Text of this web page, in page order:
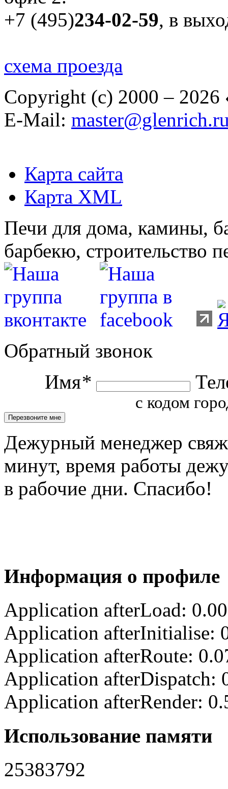
+7 (495)234-02-59, в
схема проезда
Copyright (c) 2000 – 2026
E-Mail:
Карта сайта
Карта XML
Печи для дома, камины,
барбекю, строительство
Обратный звонок
Имя*
с кодом
Дежурный менеджер
минут, время работы
в рабочие дни. Спасибо!
Информация о профиле
Application afterLoad:
Application afterInitialise:
Application afterRoute:
Application afterDispatch:
Application afterRender:
Использование памяти
25383792